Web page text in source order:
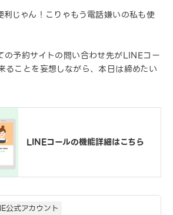
利じゃん！こりゃもう電話嫌いの私も使
の予約サイトの問い合わせ先がLINEコー
ることを妄想しながら、本日は締めたい
LINEコールの機能詳細はこちら
公式アカウント